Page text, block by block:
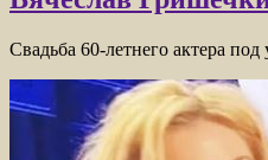
Свадьба 60-летнего актера